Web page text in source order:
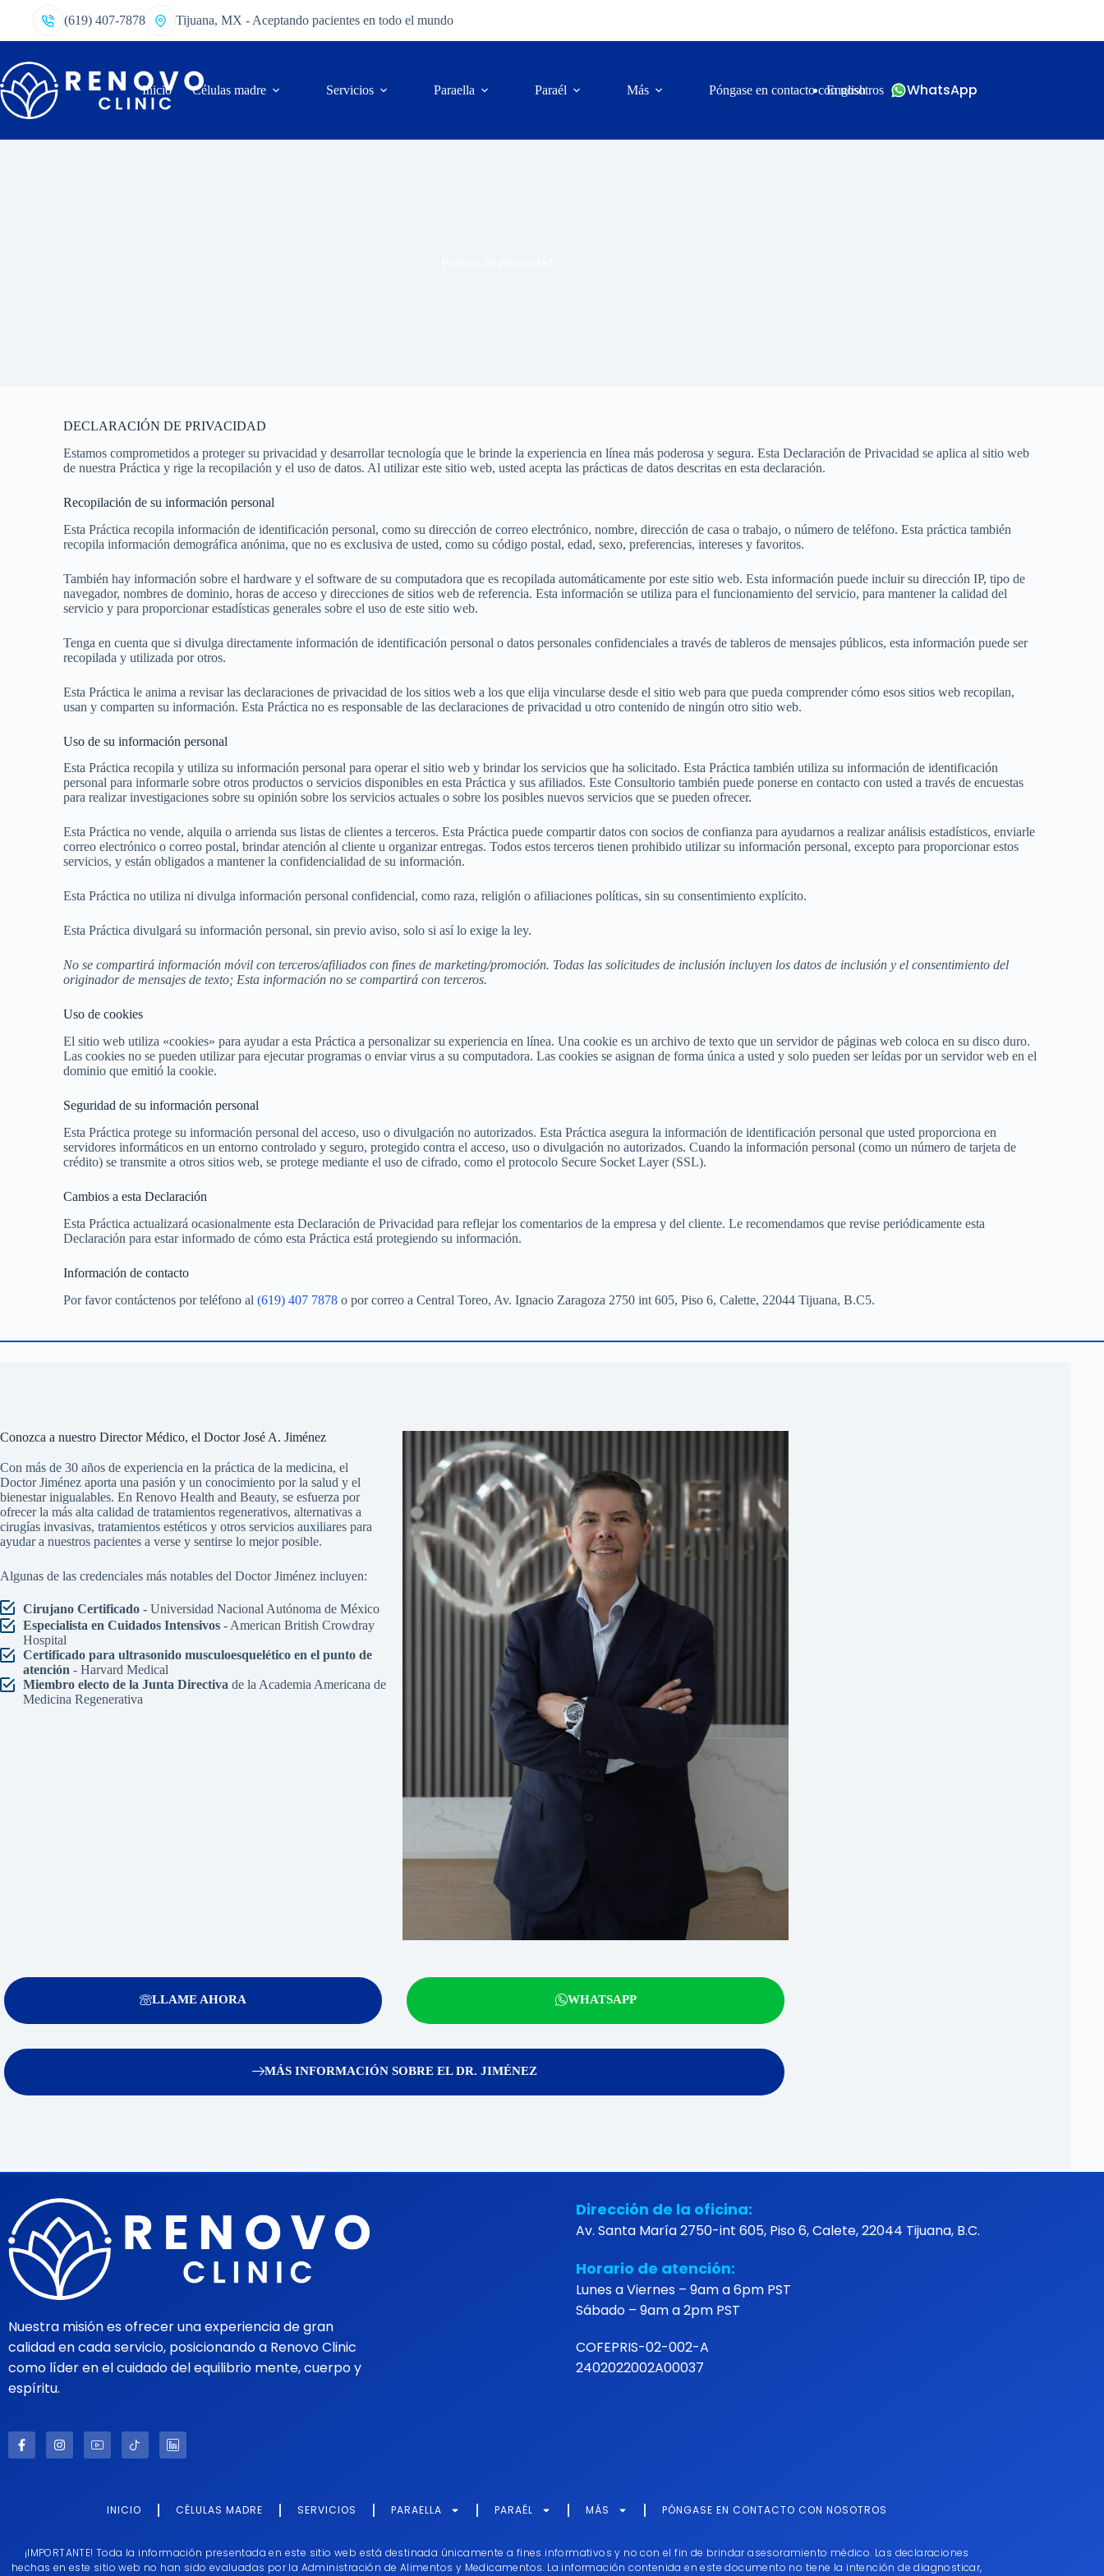
(619) 407-7878 Tijuana, MX - Aceptando pacientes en todo el mundo
Inicio Células madre Servicios Paraella Paraél Más Póngase en contacto con nosotros
English WhatsApp
DECLARACIÓN DE PRIVACIDAD
Estamos comprometidos a proteger su privacidad y desarrollar tecnología que le brinde la experiencia en línea más poderosa y segura. Esta Declaración de Privacidad se aplica al sitio web
de nuestra Práctica y rige la recopilación y el uso de datos. Al utilizar este sitio web, usted acepta las prácticas de datos descritas en esta declaración.
Recopilación de su información personal
Esta Práctica recopila información de identificación personal, como su dirección de correo electrónico, nombre, dirección de casa o trabajo, o número de teléfono. Esta práctica también
recopila información demográfica anónima, que no es exclusiva de usted, como su código postal, edad, sexo, preferencias, intereses y favoritos.
También hay información sobre el hardware y el software de su computadora que es recopilada automáticamente por este sitio web. Esta información puede incluir su dirección IP, tipo de
navegador, nombres de dominio, horas de acceso y direcciones de sitios web de referencia. Esta información se utiliza para el funcionamiento del servicio, para mantener la calidad del
servicio y para proporcionar estadísticas generales sobre el uso de este sitio web.
Tenga en cuenta que si divulga directamente información de identificación personal o datos personales confidenciales a través de tableros de mensajes públicos, esta información puede ser
recopilada y utilizada por otros.
Esta Práctica le anima a revisar las declaraciones de privacidad de los sitios web a los que elija vincularse desde el sitio web para que pueda comprender cómo esos sitios web recopilan,
usan y comparten su información. Esta Práctica no es responsable de las declaraciones de privacidad u otro contenido de ningún otro sitio web.
Uso de su información personal
Esta Práctica recopila y utiliza su información personal para operar el sitio web y brindar los servicios que ha solicitado. Esta Práctica también utiliza su información de identificación
personal para informarle sobre otros productos o servicios disponibles en esta Práctica y sus afiliados. Este Consultorio también puede ponerse en contacto con usted a través de encuestas
para realizar investigaciones sobre su opinión sobre los servicios actuales o sobre los posibles nuevos servicios que se pueden ofrecer.
Esta Práctica no vende, alquila o arrienda sus listas de clientes a terceros. Esta Práctica puede compartir datos con socios de confianza para ayudarnos a realizar análisis estadísticos, enviarle
correo electrónico o correo postal, brindar atención al cliente u organizar entregas. Todos estos terceros tienen prohibido utilizar su información personal, excepto para proporcionar estos
servicios, y están obligados a mantener la confidencialidad de su información.
Esta Práctica no utiliza ni divulga información personal confidencial, como raza, religión o afiliaciones políticas, sin su consentimiento explícito.
Esta Práctica divulgará su información personal, sin previo aviso, solo si así lo exige la ley.
No se compartirá información móvil con terceros/afiliados con fines de marketing/promoción. Todas las solicitudes de inclusión incluyen los datos de inclusión y el consentimiento del
originador de mensajes de texto; Esta información no se compartirá con terceros.
Uso de cookies
El sitio web utiliza «cookies» para ayudar a esta Práctica a personalizar su experiencia en línea. Una cookie es un archivo de texto que un servidor de páginas web coloca en su disco duro.
Las cookies no se pueden utilizar para ejecutar programas o enviar virus a su computadora. Las cookies se asignan de forma única a usted y solo pueden ser leídas por un servidor web en el
dominio que emitió la cookie.
Seguridad de su información personal
Esta Práctica protege su información personal del acceso, uso o divulgación no autorizados. Esta Práctica asegura la información de identificación personal que usted proporciona en
servidores informáticos en un entorno controlado y seguro, protegido contra el acceso, uso o divulgación no autorizados. Cuando la información personal (como un número de tarjeta de
crédito) se transmite a otros sitios web, se protege mediante el uso de cifrado, como el protocolo Secure Socket Layer (SSL).
Cambios a esta Declaración
Esta Práctica actualizará ocasionalmente esta Declaración de Privacidad para reflejar los comentarios de la empresa y del cliente. Le recomendamos que revise periódicamente esta
Declaración para estar informado de cómo esta Práctica está protegiendo su información.
Información de contacto
Por favor contáctenos por teléfono al(619) 407 7878 o por correo a Central Toreo, Av. Ignacio Zaragoza 2750 int 605, Piso 6, Calette, 22044 Tijuana, B.C5.
Conozca a nuestro Director Médico, el Doctor José A. Jiménez
Con más de 30 años de experiencia en la práctica de la medicina, el
Doctor Jiménez aporta una pasión y un conocimiento por la salud y el
bienestar inigualables. En Renovo Health and Beauty, se esfuerza por
ofrecer la más alta calidad de tratamientos regenerativos, alternativas a
cirugías invasivas, tratamientos estéticos y otros servicios auxiliares para
ayudar a nuestros pacientes a verse y sentirse lo mejor posible.
Algunas de las credenciales más notables del Doctor Jiménez incluyen:
Cirujano Certificado- Universidad Nacional Autónoma de México
Especialista en Cuidados Intensivos- American British Crowdray
Hospital
Certificado para ultrasonido musculoesquelético en el punto de
atención - Harvard Medical
Miembro electo de la Junta Directiva de la Academia Americana de
Medicina Regenerativa
LLAME AHORA WHATSAPP
MÁS INFORMACIÓN SOBRE EL DR. JIMÉNEZ
Nuestra misión es ofrecer una experiencia de gran
calidad en cada servicio, posicionando a Renovo Clinic
como líder en el cuidado del equilibrio mente, cuerpo y
espíritu.
Dirección de la oficina:
Av. Santa María 2750-int 605, Piso 6, Calete, 22044 Tijuana, B.C.
Horario de atención:
Lunes a Viernes – 9am a 6pm PST
Sábado – 9am a 2pm PST
COFEPRIS-02-002-A
2402022002A00037
INICIO CÉLULAS MADRE SERVICIOS PARAELLA PARAÉL MÁS PÓNGASE EN CONTACTO CON NOSOTROS
¡IMPORTANTE! Toda la información presentada en este sitio web está destinada únicamente a fines informativos y no con el fin de brindar asesoramiento médico. Las declaraciones
hechas en este sitio web no han sido evaluadas por la Administración de Alimentos y Medicamentos. La información contenida en este documento no tiene la intención de diagnosticar,